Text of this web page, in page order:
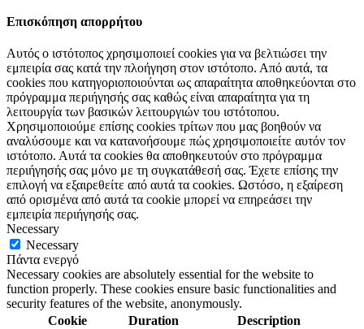
Επισκόπηση απορρήτου
Αυτός ο ιστότοπος χρησιμοποιεί cookies για να βελτιώσει την
εμπειρία σας κατά την πλοήγηση στον ιστότοπο. Από αυτά, τα
cookies που κατηγοριοποιούνται ως απαραίτητα αποθηκεύονται στο
πρόγραμμα περιήγησής σας καθώς είναι απαραίτητα για τη
λειτουργία των βασικών λειτουργιών του ιστότοπου.
Χρησιμοποιούμε επίσης cookies τρίτων που μας βοηθούν να
αναλύσουμε και να κατανοήσουμε πώς χρησιμοποιείτε αυτόν τον
ιστότοπο. Αυτά τα cookies θα αποθηκευτούν στο πρόγραμμα
περιήγησής σας μόνο με τη συγκατάθεσή σας. Έχετε επίσης την
επιλογή να εξαιρεθείτε από αυτά τα cookies. Ωστόσο, η εξαίρεση
από ορισμένα από αυτά τα cookie μπορεί να επηρεάσει την
εμπειρία περιήγησής σας.
Necessary
Necessary
Πάντα ενεργό
Necessary cookies are absolutely essential for the website to
function properly. These cookies ensure basic functionalities and
security features of the website, anonymously.
Cookie
Duration Description